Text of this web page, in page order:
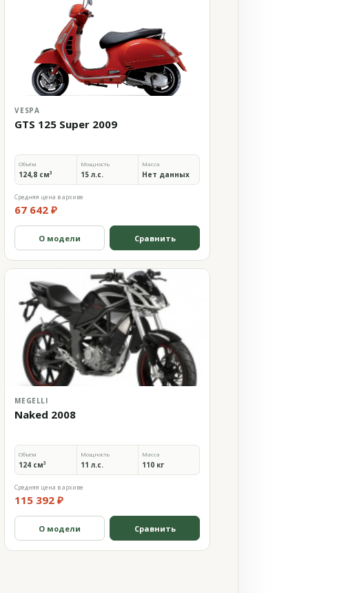
VESPA
GTS 125 Super 2009
Объём
124,8 см³
Мощность
15 л.с.
Масса
Нет данных
Средняя цена в архиве
67 642 ₽
О модели Сравнить
MEGELLI
Naked 2008
Объём
124 см³
Мощность
11 л.с.
Масса
110 кг
Средняя цена в архиве
115 392 ₽
О модели Сравнить